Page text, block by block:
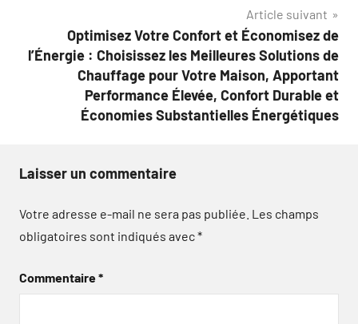
Article suivant
Optimisez Votre Confort et Économisez de
l’Énergie : Choisissez les Meilleures Solutions de
Chauffage pour Votre Maison, Apportant
Performance Élevée, Confort Durable et
Économies Substantielles Énergétiques
Laisser un commentaire
Votre adresse e-mail ne sera pas publiée. Les champs
obligatoires sont indiqués avec*
Commentaire*